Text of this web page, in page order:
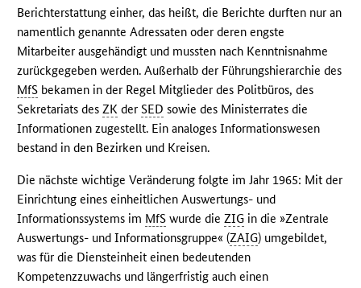
Berichterstattung einher, das heißt, die Berichte durften nur an
namentlich genannte Adressaten oder deren engste
Mitarbeiter ausgehändigt und mussten nach Kenntnisnahme
zurückgegeben werden. Außerhalb der Führungshierarchie des
MfS bekamen in der Regel Mitglieder des Politbüros, des
Sekretariats desZK derSED sowie des Ministerrates die
Informationen zugestellt. Ein analoges Informationswesen
bestand in den Bezirken und Kreisen.
Die nächste wichtige Veränderung folgte im Jahr 1965: Mit der
Einrichtung eines einheitlichen Auswertungs- und
Informationssystems im MfS wurde dieZIG in die »Zentrale
Auswertungs- und Informationsgruppe« (ZAIG) umgebildet,
was für die Diensteinheit einen bedeutenden
Kompetenzzuwachs und längerfristig auch einen